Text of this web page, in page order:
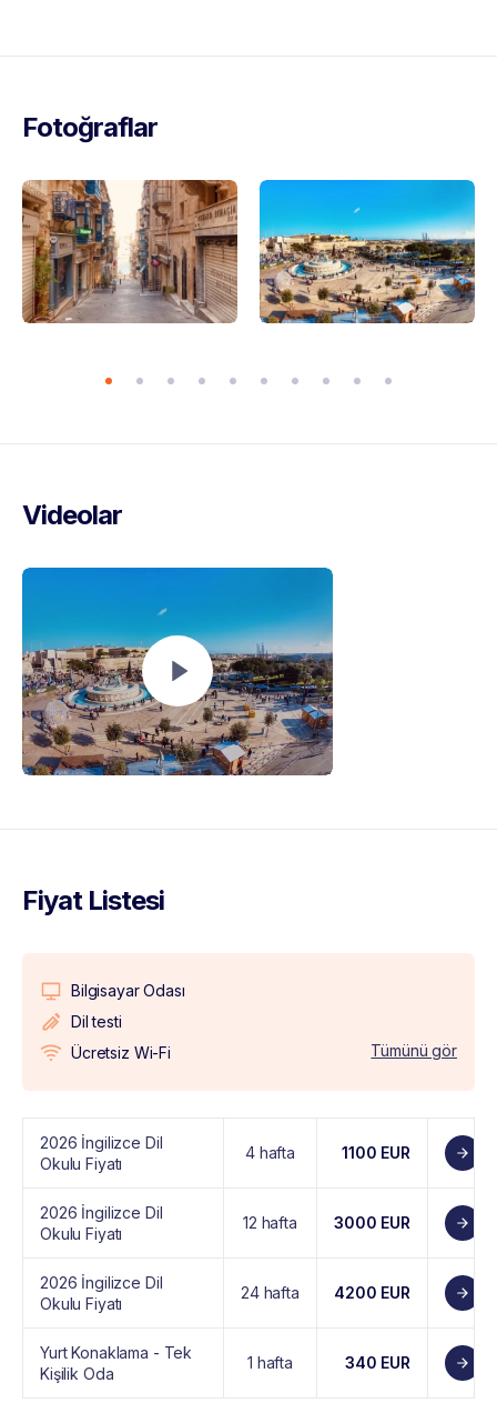
Fotoğraflar
Videolar
Fiyat Listesi
Bilgisayar Odası
Dil testi
Ücretsiz Wi-Fi
Tümünü gör
2026 İngilizce Dil
Okulu Fiyatı
4 hafta 1100 EUR
2026 İngilizce Dil
Okulu Fiyatı
12 hafta 3000 EUR
2026 İngilizce Dil
Okulu Fiyatı
24 hafta 4200 EUR
Yurt Konaklama - Tek
Kişilik Oda
1 hafta 340 EUR